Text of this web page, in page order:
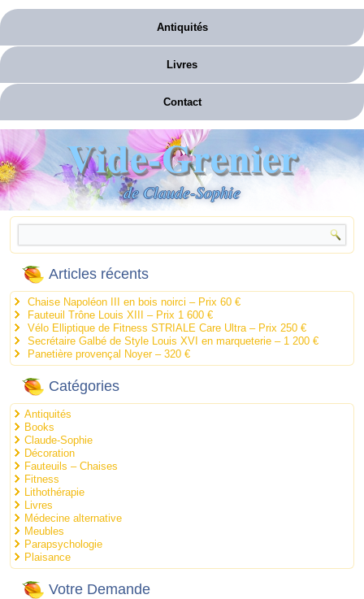
Antiquités
Livres
Contact
Vide-Grenier
de Claude-Sophie
Articles récents
Chaise Napoléon III en bois noirci – Prix 60 €
Fauteuil Trône Louis XIII – Prix 1 600 €
Vélo Elliptique de Fitness STRIALE Care Ultra – Prix 250 €
Secrétaire Galbé de Style Louis XVI en marqueterie – 1 200 €
Panetière provençal Noyer – 320 €
Catégories
Antiquités
Books
Claude-Sophie
Décoration
Fauteuils – Chaises
Fitness
Lithothérapie
Livres
Médecine alternative
Meubles
Parapsychologie
Plaisance
Votre Demande